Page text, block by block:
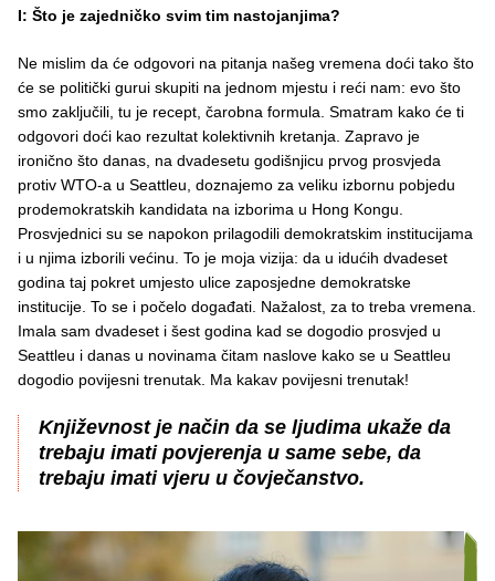
I: Što je zajedničko svim tim nastojanjima?
Ne mislim da će odgovori na pitanja našeg vremena doći tako što
će se politički gurui skupiti na jednom mjestu i reći nam: evo što
smo zaključili, tu je recept, čarobna formula. Smatram kako će ti
odgovori doći kao rezultat kolektivnih kretanja. Zapravo je
ironično što danas, na dvadesetu godišnjicu prvog prosvjeda
protiv WTO-a u Seattleu, doznajemo za veliku izbornu pobjedu
prodemokratskih kandidata na izborima u Hong Kongu.
Prosvjednici su se napokon prilagodili demokratskim institucijama
i u njima izborili većinu. To je moja vizija: da u idućih dvadeset
godina taj pokret umjesto ulice zaposjedne demokratske
institucije. To se i počelo događati. Nažalost, za to treba vremena.
Imala sam dvadeset i šest godina kad se dogodio prosvjed u
Seattleu i danas u novinama čitam naslove kako se u Seattleu
dogodio povijesni trenutak. Ma kakav povijesni trenutak!
Književnost je način da se ljudima ukaže da
trebaju imati povjerenja u same sebe, da
trebaju imati vjeru u čovječanstvo.